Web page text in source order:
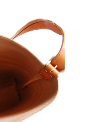
カートに入れる
カートに入れる
カートに入れる